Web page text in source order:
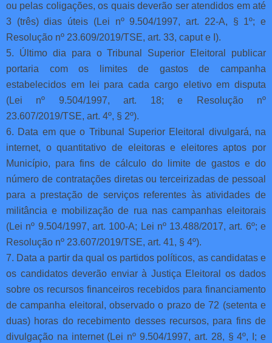
ou pelas coligações, os quais deverão ser atendidos em até
3 (três) dias úteis (Lei nº 9.504/1997, art. 22-A, § 1º; e
Resolução nº 23.609/2019/TSE, art. 33, caput e I).
5. Último dia para o Tribunal Superior Eleitoral publicar
portaria com os limites de gastos de campanha
estabelecidos em lei para cada cargo eletivo em disputa
(Lei nº 9.504/1997, art. 18; e Resolução nº
23.607/2019/TSE, art. 4º, § 2º).
6. Data em que o Tribunal Superior Eleitoral divulgará, na
internet, o quantitativo de eleitoras e eleitores aptos por
Município, para fins de cálculo do limite de gastos e do
número de contratações diretas ou terceirizadas de pessoal
para a prestação de serviços referentes às atividades de
militância e mobilização de rua nas campanhas eleitorais
(Lei nº 9.504/1997, art. 100-A; Lei nº 13.488/2017, art. 6º; e
Resolução nº 23.607/2019/TSE, art. 41, § 4º).
7. Data a partir da qual os partidos políticos, as candidatas e
os candidatos deverão enviar à Justiça Eleitoral os dados
sobre os recursos financeiros recebidos para financiamento
de campanha eleitoral, observado o prazo de 72 (setenta e
duas) horas do recebimento desses recursos, para fins de
divulgação na internet (Lei nº 9.504/1997, art. 28, § 4º, I; e